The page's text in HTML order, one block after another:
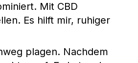
Mit CBD
Es hilft mir, ruhiger
plagen. Nachdem